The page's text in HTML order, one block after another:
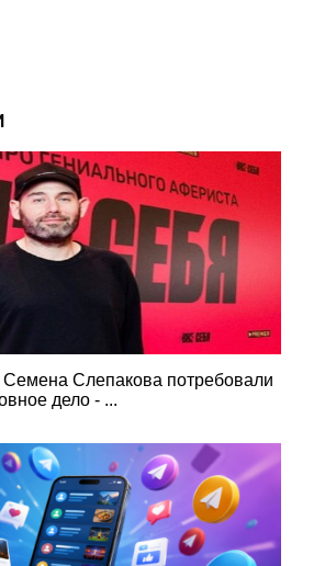
Семена Слепакова потребовали
дело - ...